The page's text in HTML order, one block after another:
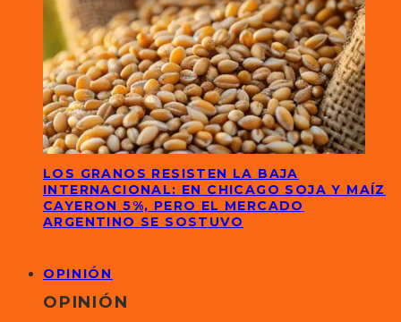
LOS GRANOS RESISTEN LA BAJA
INTERNACIONAL: EN CHICAGO SOJA Y MAÍZ
CAYERON 5%, PERO EL MERCADO
ARGENTINO SE SOSTUVO
OPINIÓN
OPINIÓN